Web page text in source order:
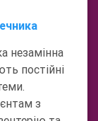
незамінна
постійні
з